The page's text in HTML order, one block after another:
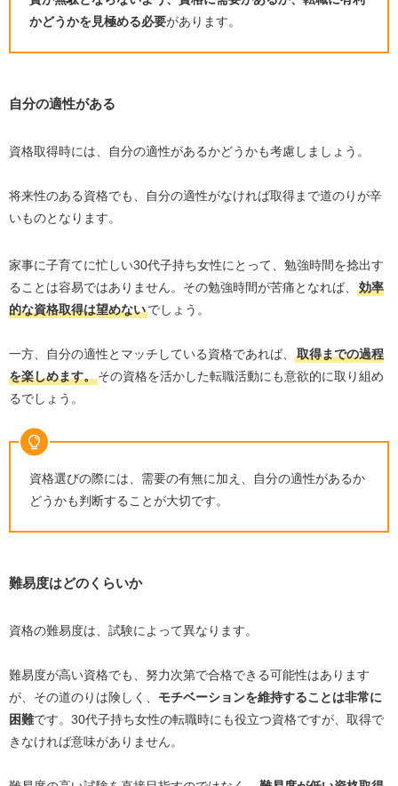
かどうかを見極める必要があります。
自分の適性がある
資格取得時には、自分の適性があるかどうかも考慮しましょう。
将来性のある資格でも、自分の適性がなければ取得まで道のりが辛
いものとなります。
家事に子育てに忙しい30代子持ち女性にとって、勉強時間を捻出す
ることは容易ではありません。その勉強時間が苦痛となれば、
効率
的な資格取得は望めないでしょう。
一方、自分の適性とマッチしている資格であれば、
取得までの過程
を楽しめます。その資格を活かした転職活動にも意欲的に取り組め
るでしょう。
資格選びの際には、需要の有無に加え、自分の適性があるか
どうかも判断することが大切です。
難易度はどのくらいか
資格の難易度は、試験によって異なります。
難易度が高い資格でも、努力次第で合格できる可能性はあります
が、その道のりは険しく、 モチベーションを維持することは非常に
困難です。 30代子持ち女性の転職時にも役立つ資格ですが、取得で
きなければ意味がありません。